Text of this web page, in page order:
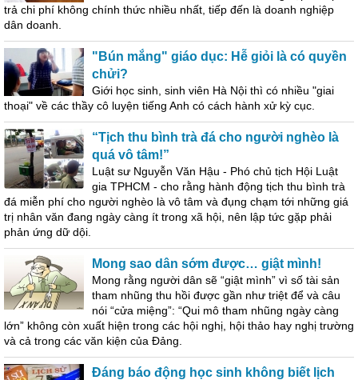
trả chi phí không chính thức nhiều nhất, tiếp đến là doanh nghiệp
dân doanh.
"Bún mắng" giáo dục: Hễ giỏi là có quyền
chửi?
Giới học sinh, sinh viên Hà Nội thì có nhiều "giai
thoại" về các thầy cô luyện tiếng Anh có cách hành xử kỳ cục.
“Tịch thu bình trà đá cho người nghèo là
quá vô tâm!”
Luật sư Nguyễn Văn Hậu - Phó chủ tịch Hội Luật
gia TPHCM - cho rằng hành động tịch thu bình trà
đá miễn phí cho người nghèo là vô tâm và đụng chạm tới những giá
trị nhân văn đang ngày càng ít trong xã hội, nên lập tức gặp phải
phản ứng dữ dội.
Mong sao dân sớm được… giật mình!
Mong rằng người dân sẽ “giật mình” vì số tài sản
tham nhũng thu hồi được gần như triệt để và câu
nói “cửa miệng”: “Qui mô tham nhũng ngày càng
lớn” không còn xuất hiện trong các hội nghị, hội thảo hay nghị trường
và cả trong các văn kiện của Đảng.
Đáng báo động học sinh không biết lịch